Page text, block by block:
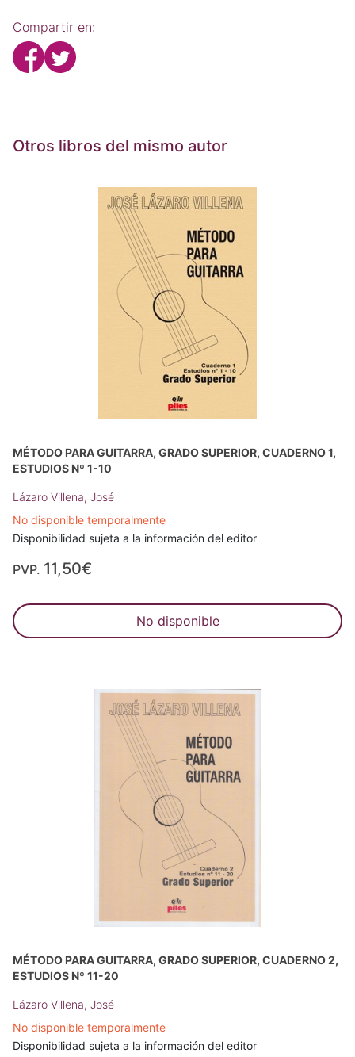
Compartir en:
Otros libros del mismo autor
MÉTODO PARA GUITARRA, GRADO SUPERIOR, CUADERNO 1,
ESTUDIOS Nº 1-10
Lázaro Villena, José
No disponible temporalmente
Disponibilidad sujeta a la información del editor
PVP. 11,50€
No disponible
MÉTODO PARA GUITARRA, GRADO SUPERIOR, CUADERNO 2,
ESTUDIOS Nº 11-20
Lázaro Villena, José
No disponible temporalmente
Disponibilidad sujeta a la información del editor